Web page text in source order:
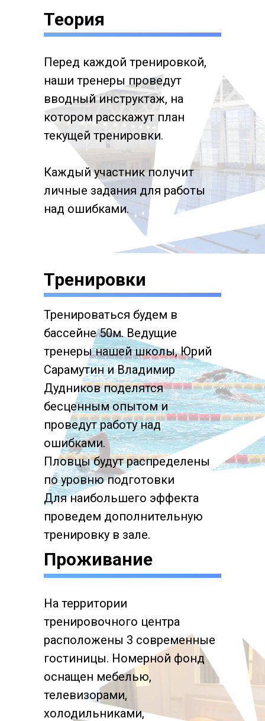
Теория
Перед каждой тренировкой,
наши тренеры проведут
вводный инструктаж, на
котором расскажут план
текущей тренировки.
Каждый участник получит
личные задания для работы
над ошибками.
Тренировки
Тренироваться будем в
бассейне 50м. Ведущие
тренеры нашей школы, Юрий
Сарамутин и Владимир
Дудников поделятся
бесценным опытом и
проведут работу над
ошибками.
Пловцы будут распределены
по уровню подготовки
Для наибольшего эффекта
проведем дополнительную
тренировку в зале.
Проживание
На территории
тренировочного центра
расположены 3 современные
гостиницы. Номерной фонд
оснащен мебелью,
телевизорами,
холодильниками,